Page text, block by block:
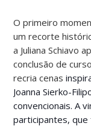
O primeiro
um recorte
a Juliana Schiavo
conclusão de
recria cenas
Joanna Sierko-
convencionais. A
participantes,